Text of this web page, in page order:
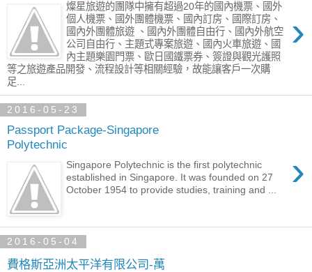
›
燦星旅遊的團隊中擁有超過20年的國內機票、國外
個人機票、國外團體機票、國內訂房、國際訂房、
國內外團體旅遊 、國內外團體自由行、國內外航空
公司自由行、主題式專案旅遊、國內火車旅遊、國
內主題樂園門票、歐日國鐵票券、簽證與觀光護照
等之旅遊產品開發、流程設計等相關經驗，故能讓客戶一次購
足...
2016-05-23
Passport Package-Singapore
Polytechnic
›
Singapore Polytechnic is the first polytechnic
established in Singapore. It was founded on 27
October 1954 to provide studies, training and ...
2016-05-04
費格斯亞洲太平洋有限公司-萬